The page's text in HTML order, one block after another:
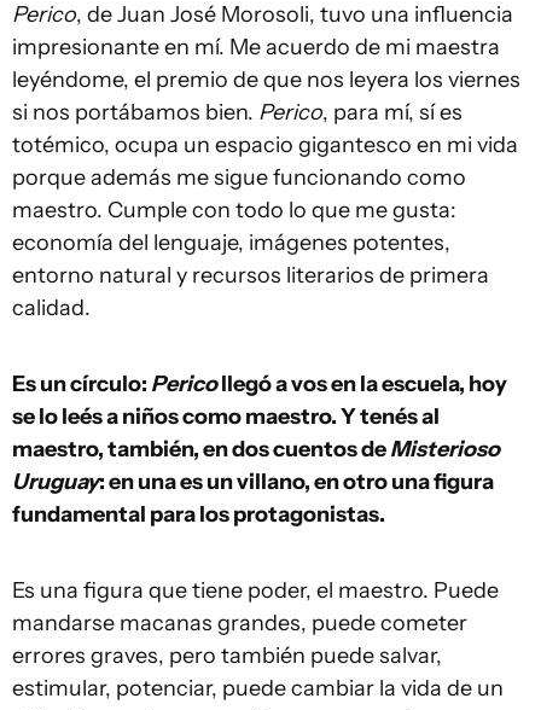
Perico, de Juan José Morosoli, tuvo una influencia
impresionante en mí. Me acuerdo de mi maestra
leyéndome, el premio de que nos leyera los viernes
si nos portábamos bien. Perico, para mí, sí es
totémico, ocupa un espacio gigantesco en mi vida
porque además me sigue funcionando como
maestro. Cumple con todo lo que me gusta:
economía del lenguaje, imágenes potentes,
entorno natural y recursos literarios de primera
calidad.
Es un círculo: Pericollegó a vos en la escuela, hoy
se lo leés a niños como maestro. Y tenés al
maestro, también, en dos cuentos deMisterioso
Uruguay: en una es un villano, en otro una figura
fundamental para los protagonistas.
Es una figura que tiene poder, el maestro. Puede
mandarse macanas grandes, puede cometer
errores graves, pero también puede salvar,
estimular, potenciar, puede cambiar la vida de un